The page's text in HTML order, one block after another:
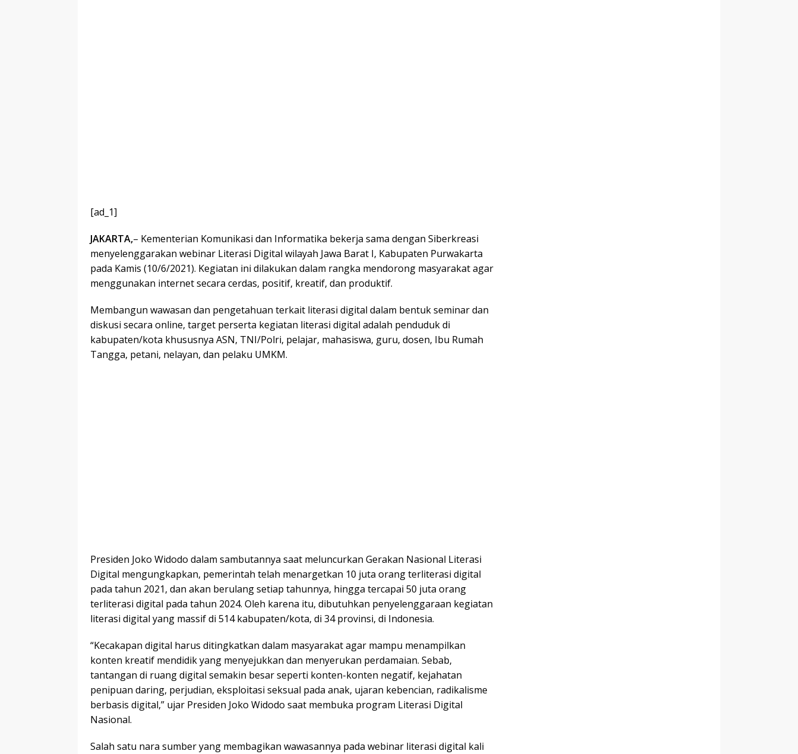
[ad_1]
JAKARTA,– Kementerian Komunikasi dan Informatika bekerja sama dengan Siberkreasi
menyelenggarakan webinar Literasi Digital wilayah Jawa Barat I, Kabupaten Purwakarta
pada Kamis (10/6/2021). Kegiatan ini dilakukan dalam rangka mendorong masyarakat agar
menggunakan internet secara cerdas, positif, kreatif, dan produktif.
Membangun wawasan dan pengetahuan terkait literasi digital dalam bentuk seminar dan
diskusi secara online, target perserta kegiatan literasi digital adalah penduduk di
kabupaten/kota khususnya ASN, TNI/Polri, pelajar, mahasiswa, guru, dosen, Ibu Rumah
Tangga, petani, nelayan, dan pelaku UMKM.
Presiden Joko Widodo dalam sambutannya saat meluncurkan Gerakan Nasional Literasi
Digital mengungkapkan, pemerintah telah menargetkan 10 juta orang terliterasi digital
pada tahun 2021, dan akan berulang setiap tahunnya, hingga tercapai 50 juta orang
terliterasi digital pada tahun 2024. Oleh karena itu, dibutuhkan penyelenggaraan kegiatan
literasi digital yang massif di 514 kabupaten/kota, di 34 provinsi, di Indonesia.
“Kecakapan digital harus ditingkatkan dalam masyarakat agar mampu menampilkan
konten kreatif mendidik yang menyejukkan dan menyerukan perdamaian. Sebab,
tantangan di ruang digital semakin besar seperti konten-konten negatif, kejahatan
penipuan daring, perjudian, eksploitasi seksual pada anak, ujaran kebencian, radikalisme
berbasis digital,” ujar Presiden Joko Widodo saat membuka program Literasi Digital
Nasional.
Salah satu nara sumber yang membagikan wawasannya pada webinar literasi digital kali